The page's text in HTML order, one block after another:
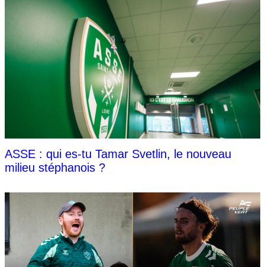
ASSE : qui es-tu Tamar Svetlin, le nouveau
milieu stéphanois ?